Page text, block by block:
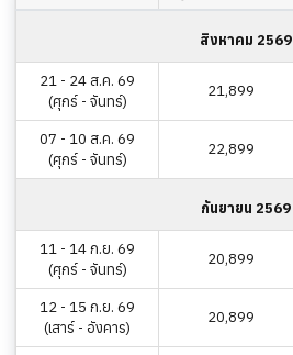
สิงหาคม 2569
21 - 24 ส.ค. 69
(ศุกร์ - จันทร์)
21,899
07 - 10 ส.ค. 69
(ศุกร์ - จันทร์)
22,899
กันยายน 2569
11 - 14 ก.ย. 69
(ศุกร์ - จันทร์)
20,899
12 - 15 ก.ย. 69
(เสาร์ - อังคาร)
20,899